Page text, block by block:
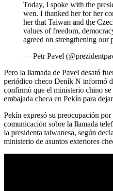
Today, I spoke with the
wen. I thanked her for her
her that Taiwan and the
values of freedom,
agreed on strengthening our
— Petr Pavel
Pero la llamada de Pavel desató
periódico checo Deník N informó
confirmó que el ministerio chino se
embajada checa en Pekín para
Pekín expresó su preocupación
comunicación sobre la llamada
la presidenta taiwanesa, según
ministerio de asuntos exteriores
REPÚBLICA